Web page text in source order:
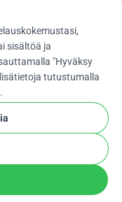
evästeet
Kumppani
sisältöä ja
"Hyväksy
tutustumalla
.